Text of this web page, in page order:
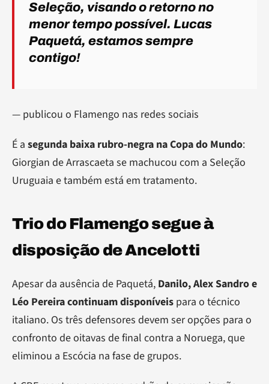
Seleção, visando o retorno no
menor tempo possível. Lucas
Paquetá, estamos sempre
contigo!
— publicou o Flamengo nas redes sociais
É a segunda baixa rubro-negra na Copa do Mundo:
Giorgian de Arrascaeta se machucou com a Seleção
Uruguaia e também está em tratamento.
Trio do Flamengo segue à
disposição de Ancelotti
Apesar da ausência de Paquetá, Danilo, Alex Sandro e
Léo Pereira continuam disponíveis para o técnico
italiano. Os três defensores devem ser opções para o
confronto de oitavas de final contra a Noruega, que
eliminou a Escócia na fase de grupos.